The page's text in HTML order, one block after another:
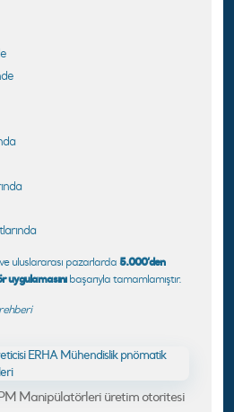
uluslararası pazarlarda5.000’den
uygulamasınıbaşarıyla tamamlamıştır.
Manipülatörleri üretim otoritesi